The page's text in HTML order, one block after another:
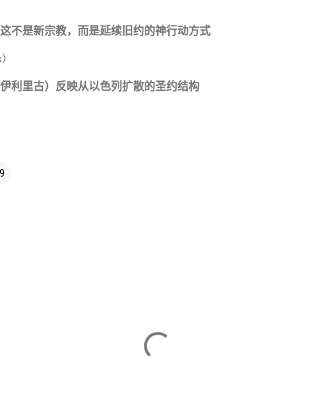
不是新宗教，而是延续旧约的神行动方式
利里古）反映从以色列扩散的圣约结构